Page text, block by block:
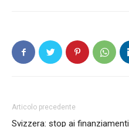
Articolo precedente
Svizzera: stop ai finanziamenti